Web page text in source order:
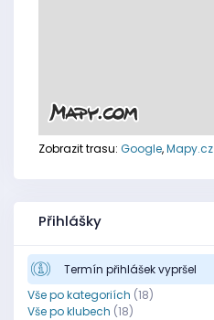
Zobrazit trasu: Google,Mapy.cz
Přihlášky
Termín přihlášek vypršel
Vše po kategoriích (18)
Vše po klubech (18)